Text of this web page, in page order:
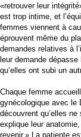
«retrouver leur
est trop intime, et
femmes viennent à
éprouvent même du
demandes relatives à
leur demande
qu’elles ont subi un
Chaque femme
gynécologique avec le
découvrent qu’elles
explique leur
revenir.» La patiente